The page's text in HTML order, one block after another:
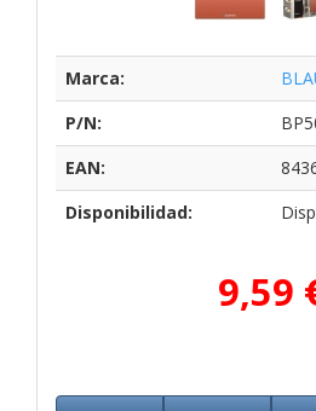
Marca:
P/N:
EAN:
Disponibilidad:
9,59